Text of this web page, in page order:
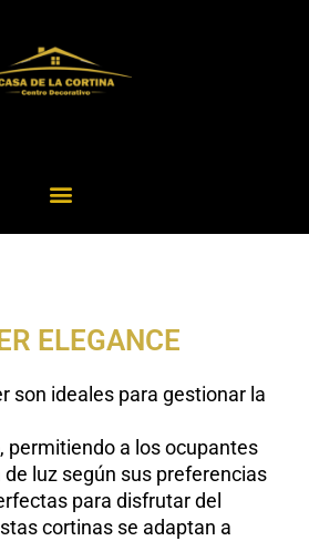
Menu
ELEGANCE
son ideales para gestionar la
permitiendo a los ocupantes
luz según sus preferencias
para disfrutar del
cortinas se adaptan a